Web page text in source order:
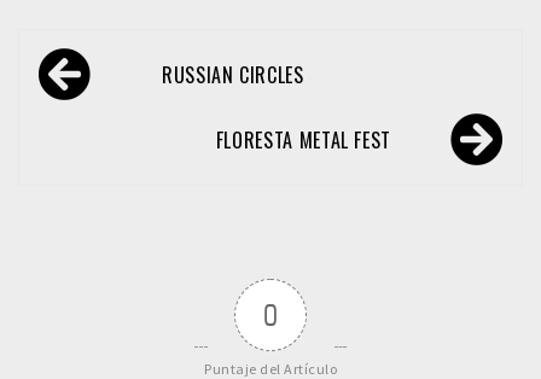
Navegación
de RUSSIAN CIRCLES
FLORESTA METAL FEST
0
Puntaje del Artículo